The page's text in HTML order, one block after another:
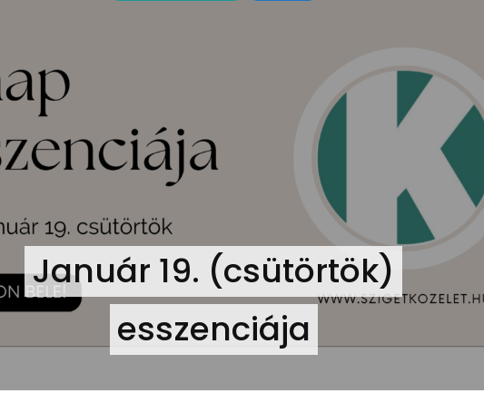
Január 19. (csütörtök)
esszenciája